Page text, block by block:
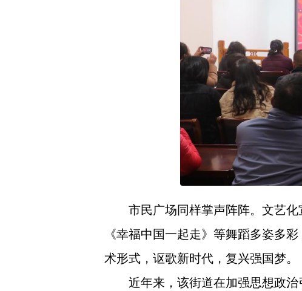
市民广场同样掌声阵阵。文艺
《幸福中国一起走》等舞蹈多姿多
术形式，讴歌新时代，复兴强国梦。
近年来，该街道在加强思想政